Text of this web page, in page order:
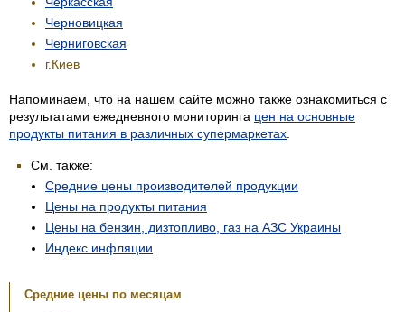
Черновицкая
Черниговская
г.Киев
Напоминаем, что на нашем сайте можно также ознакомиться с
результатами ежедневного мониторинга цен на основные
продукты питания в различных супермаркетах
См. также:
Средние цены производителей продукции
Цены на продукты питания
Цены на бензин, дизтопливо, газ на АЗС Украины
Индекс инфляции
Средние цены по месяцам